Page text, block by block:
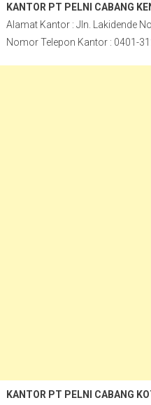
KANTOR PT PELNI CABANG
Alamat Kantor : Jln. Lakidende
Nomor Telepon Kantor : 0401-
KANTOR PT PELNI CABANG